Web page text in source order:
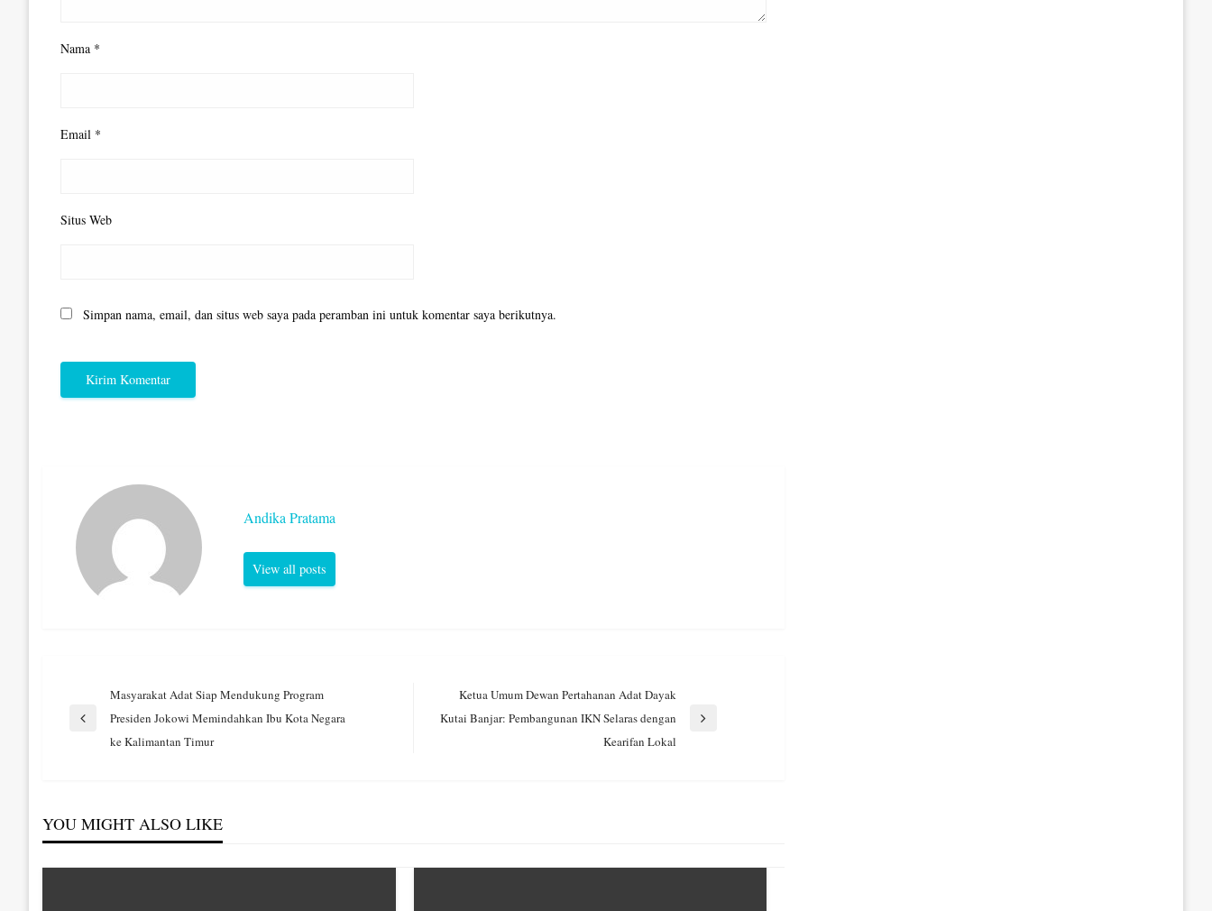
Nama *
Email *
Situs Web
Simpan nama, email, dan situs web saya pada peramban ini untuk komentar saya berikutnya.
Andika Pratama
View all posts
Navigasi
pos
Masyarakat Adat Siap Mendukung Program
Presiden Jokowi Memindahkan Ibu Kota Negara
ke Kalimantan Timur
Ketua Umum Dewan Pertahanan Adat Dayak
Kutai Banjar: Pembangunan IKN Selaras dengan
Kearifan Lokal
YOU MIGHT ALSO LIKE